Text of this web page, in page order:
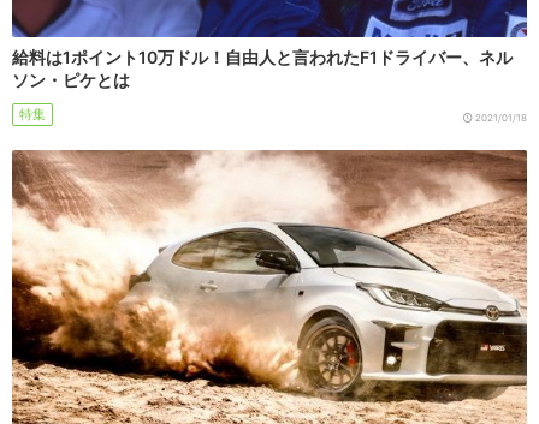
給料は1ポイント10万ドル！自由人と言われたF1ドライバー、ネル
ソン・ピケとは
特集 2021/01/18